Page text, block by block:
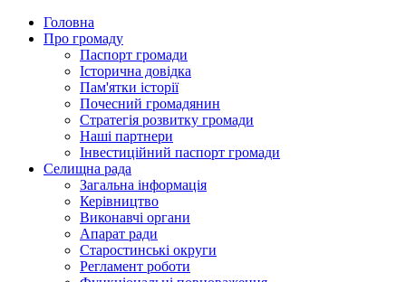
Головна
Про громаду
Паспорт громади
Історична довідка
Пам'ятки історії
Почесний громадянин
Стратегія розвитку громади
Наші партнери
Інвестиційний паспорт громади
Селищна рада
Загальна інформація
Керівництво
Виконавчі органи
Апарат ради
Старостинські округи
Регламент роботи